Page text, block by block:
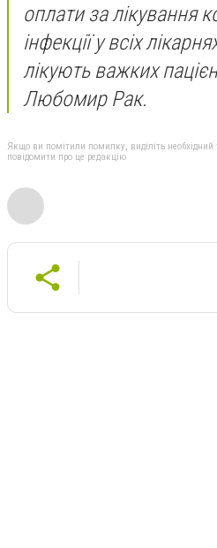
оплати за лікування
інфекції у всіх
лікують важких
Любомир Рак.
Якщо ви помітили помилку, виділіть необхідний
повідомити про це редакцію